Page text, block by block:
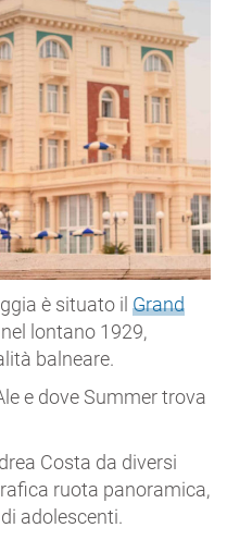
è situato il Grand
lontano 1929,
balneare.
e dove Summer trova
Costa da diversi
ruota panoramica,
adolescenti.